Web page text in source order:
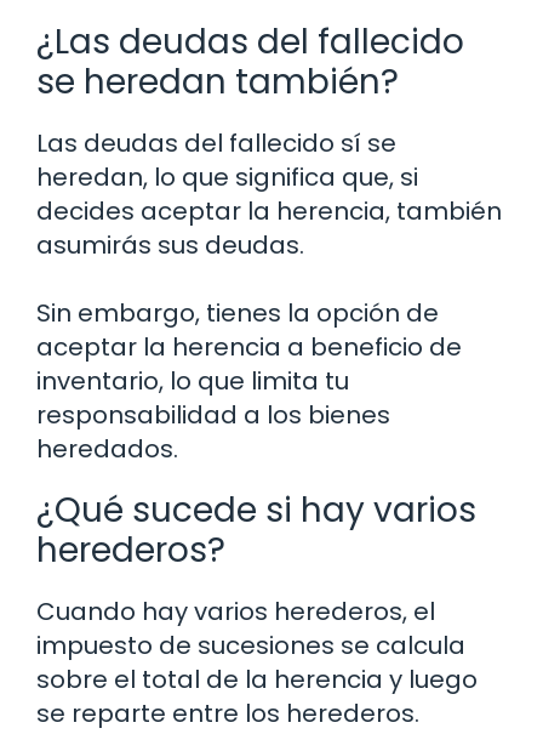
¿Las deudas del fallecido
se heredan también?
Las deudas del fallecido sí se
heredan, lo que significa que, si
decides aceptar la herencia, también
asumirás sus deudas.
Sin embargo, tienes la opción de
aceptar la herencia a beneficio de
inventario, lo que limita tu
responsabilidad a los bienes
heredados.
¿Qué sucede si hay varios
herederos?
Cuando hay varios herederos, el
impuesto de sucesiones se calcula
sobre el total de la herencia y luego
se reparte entre los herederos.